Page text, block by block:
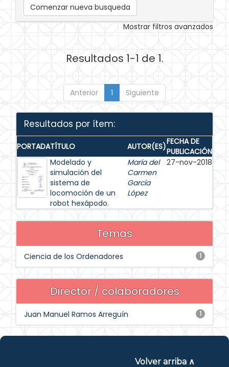
Comenzar nueva busqueda
Mostrar filtros avanzados
Resultados 1-1 de 1.
Anterior 1 Siguiente
Resultados por ítem:
PORTADATÍTULO AUTOR(ES)FECHA DE
PUBLICACIÓN
Modelado y
simulación del
sistema de
locomoción de un
robot hexápodo.
María del
Carmen
García
López
27-nov-2018
Temas
1
Ciencia de los Ordenadores
Director / colaboradores
1
Juan Manuel Ramos Arreguín
Volver arriba ∧